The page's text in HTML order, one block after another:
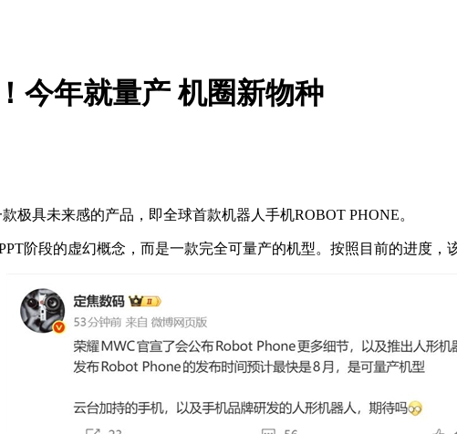
今年就量产 机圈新物种
具未来感的产品，即全球首款机器人手机ROBOT PHONE。
段的虚幻概念，而是一款完全可量产的机型。按照目前的进度，